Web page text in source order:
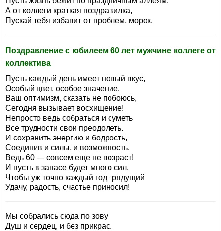
А от коллеги краткая поздравилка,
Пускай тебя избавит от проблем, морок.
Поздравление с юбилеем 60 лет мужчине коллеге от
коллектива
Пусть каждый день имеет новый вкус,
Особый цвет, особое значение.
Ваш оптимизм, сказать не побоюсь,
Сегодня вызывает восхищение!
Непросто ведь собраться и суметь
Все трудности свои преодолеть.
И сохранить энергию и бодрость,
Соединив и силы, и возможность.
Ведь 60 — совсем еще не возраст!
И пусть в запасе будет много сил,
Чтобы уж точно каждый год грядущий
Удачу, радость, счастье приносил!
Мы собрались сюда по зову
Душ и сердец, и без прикрас.